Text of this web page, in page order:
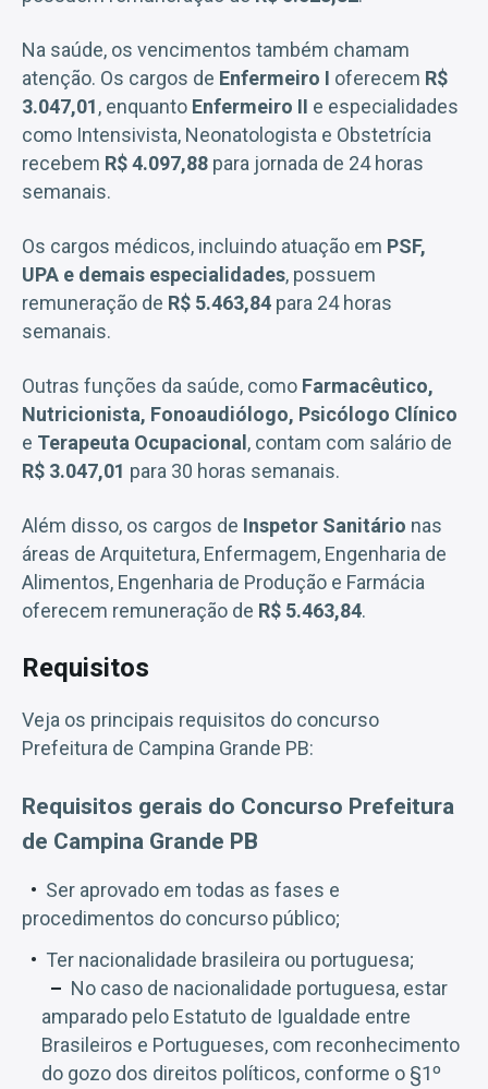
Na saúde, os vencimentos também chamam
atenção. Os cargos de Enfermeiro I oferecem R$
3.047,01, enquanto Enfermeiro II e especialidades
como Intensivista, Neonatologista e Obstetrícia
recebem R$ 4.097,88 para jornada de 24 horas
semanais.
Os cargos médicos, incluindo atuação em PSF,
UPA e demais especialidades, possuem
remuneração de R$ 5.463,84 para 24 horas
semanais.
Outras funções da saúde, como Farmacêutico,
Nutricionista, Fonoaudiólogo, Psicólogo Clínico
e Terapeuta Ocupacional , contam com salário de
R$ 3.047,01 para 30 horas semanais.
Além disso, os cargos de Inspetor Sanitário nas
áreas de Arquitetura, Enfermagem, Engenharia de
Alimentos, Engenharia de Produção e Farmácia
oferecem remuneração de R$ 5.463,84.
Requisitos
Veja os principais requisitos do concurso
Prefeitura de Campina Grande PB:
Requisitos gerais do Concurso Prefeitura
de Campina Grande PB
Ser aprovado em todas as fases e
procedimentos do concurso público;
Ter nacionalidade brasileira ou portuguesa;
No caso de nacionalidade portuguesa, estar
amparado pelo Estatuto de Igualdade entre
Brasileiros e Portugueses, com reconhecimento
do gozo dos direitos políticos, conforme o §1º